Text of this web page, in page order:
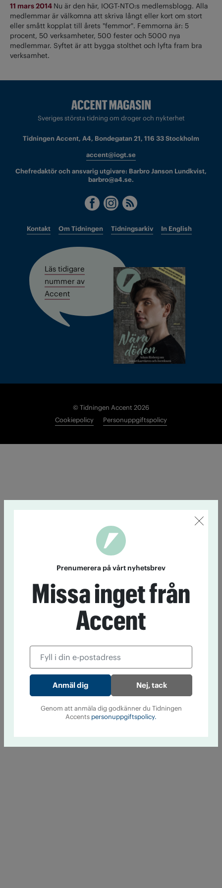
11 mars 2014 Nu är den här, IOGT-NTO:s medlemsblogg. Alla
medlemmar är välkomna att skriva långt eller kort om stort
eller smått kopplat till årets "femmor". Femmorna är: 5
procent, 50 verksamheter, 500 fester och 5000 nya
medlemmar. Syftet är att bygga stolthet och lyfta fram bra
verksamhet.
Sveriges största tidning om droger och nykterhet
Tidningen Accent, A4, Bondegatan 21, 116 33 Stockholm
accent@iogt.se
Chefredaktör och ansvarig utgivare: Barbro Janson Lundkvist,
barbro@a4.se.
Kontakt Om Tidningen Tidningsarkiv In English
Läs tidigare
nummer av
Accent
© Tidningen Accent 2026
Cookiepolicy
Personuppgiftspolicy
Prenumerera på vårt nyhetsbrev
Missa inget från
Accent
Nej, tack
Genom att anmäla dig godkänner du Tidningen
Accents personuppgiftspolicy.